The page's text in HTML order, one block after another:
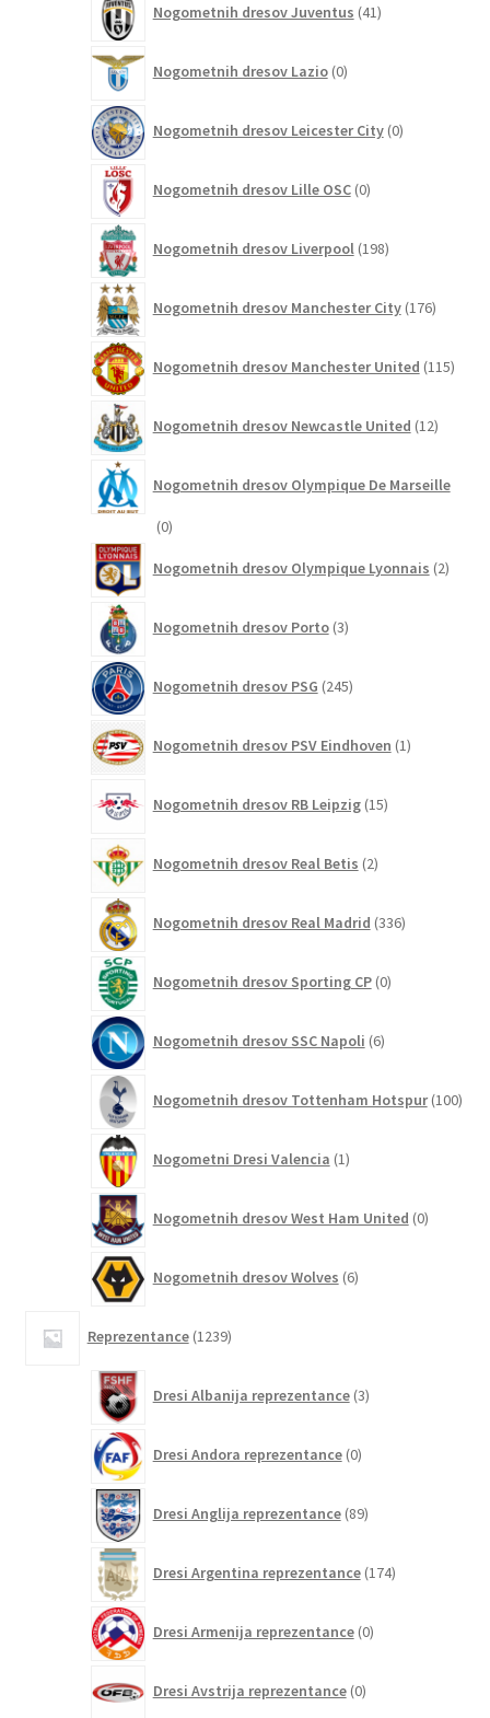
Nogometnih dresov Juventus 41izdelkov
Nogometnih dresov Lazio 0izdelkov
Nogometnih dresov Leicester City 0izdelkov
Nogometnih dresov Lille OSC 0izdelkov
Nogometnih dresov Liverpool 198izdelkov
Nogometnih dresov Manchester City 176izdelkov
Nogometnih dresov Manchester United 115
Nogometnih dresov Newcastle United 12izdelkov
Nogometnih dresov Olympique De Marseille
00
Nogometnih dresov Olympique Lyonnais 2izdelka
Nogometnih dresov Porto 3izdelki
Nogometnih dresov PSG 245izdelkov
Nogometnih dresov PSV Eindhoven 1izdelek
Nogometnih dresov RB Leipzig 15izdelkov
Nogometnih dresov Real Betis 2izdelka
Nogometnih dresov Real Madrid 336izdelkov
Nogometnih dresov Sporting CP 0izdelkov
Nogometnih dresov SSC Napoli 6izdelkov
Nogometnih dresov Tottenham Hotspur 100
Nogometni Dresi Valencia 1izdelek
Nogometnih dresov West Ham United 0izdelkov
Nogometnih dresov Wolves 6izdelkov
Reprezentance 1239izdelkov
Dresi Albanija reprezentance 3izdelki
Dresi Andora reprezentance 0izdelkov
Dresi Anglija reprezentance 89izdelkov
Dresi Argentina reprezentance 174izdelkov
Dresi Armenija reprezentance 0izdelkov
Dresi Avstrija reprezentance 0izdelkov